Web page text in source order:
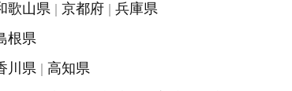
歌山県 京都府
兵庫県
根県
川県
高知県